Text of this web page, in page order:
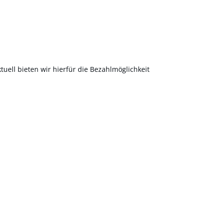
bieten wir hierfür die Bezahlmöglichkeit